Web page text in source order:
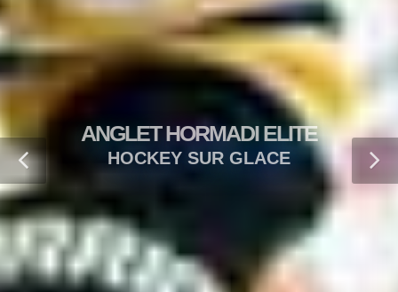
ANGLET HORMADI ELITE
HOCKEY SUR GLACE